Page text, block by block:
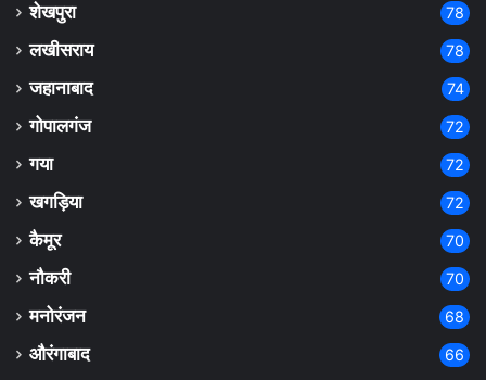
शेखपुरा 78
लखीसराय 78
जहानाबाद 74
गोपालगंज 72
गया 72
खगड़िया 72
कैमूर 70
नौकरी 70
मनोरंजन 68
औरंगाबाद 66